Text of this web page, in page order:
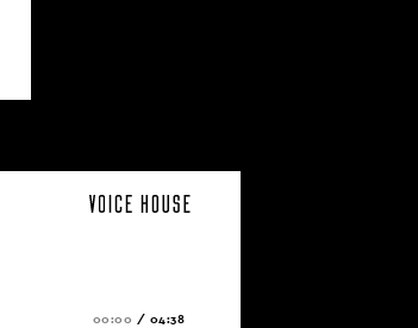
00:00 / 04:38